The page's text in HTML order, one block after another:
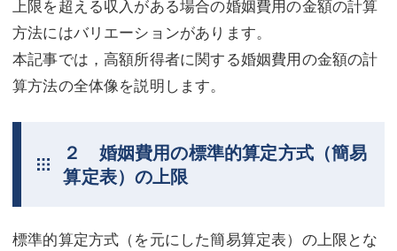
上限を超える収入がある場合の婚姻費用の金額の計算
方法にはバリエーションがあります。
本記事では，高額所得者に関する婚姻費用の金額の計
算方法の全体像を説明します。
２ 婚姻費用の標準的算定方式（簡易
算定表）の上限
標準的算定方式（を元にした簡易算定表）の上限とな